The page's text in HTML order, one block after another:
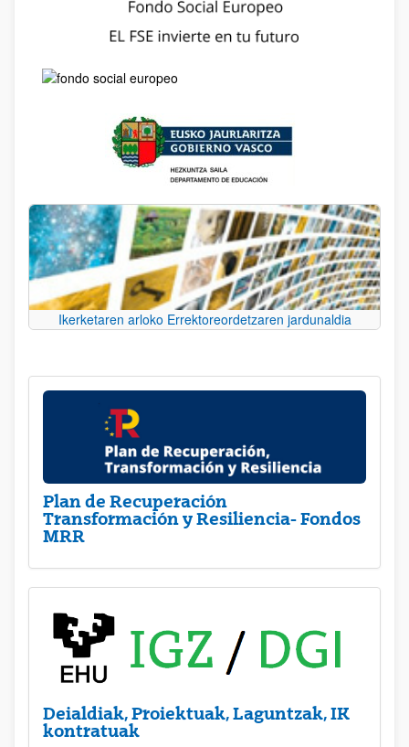
Ikerketaren arloko Errektoreordetzaren jardunaldia
Plan de Recuperación
Transformación y Resiliencia- Fondos
MRR
Deialdiak, Proiektuak, Laguntzak, IK
kontratuak